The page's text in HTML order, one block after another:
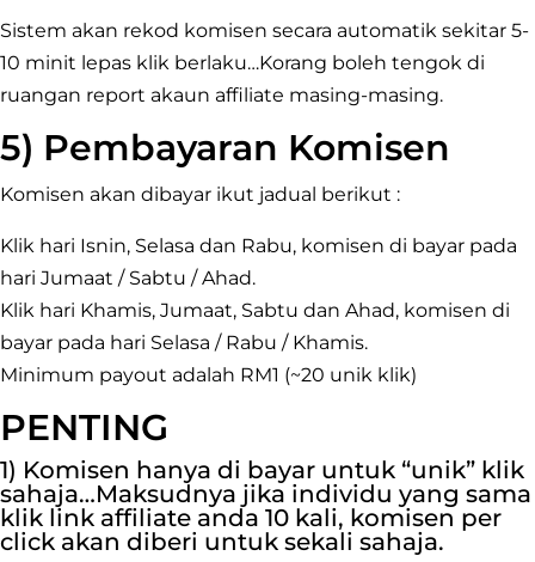
Sistem akan rekod komisen secara automatik sekitar 5-
10 minit lepas klik berlaku…Korang boleh tengok di
ruangan report akaun affiliate masing-masing.
5) Pembayaran Komisen
Komisen akan dibayar ikut jadual berikut :
Klik hari Isnin, Selasa dan Rabu, komisen di bayar pada
hari Jumaat / Sabtu / Ahad.
Klik hari Khamis, Jumaat, Sabtu dan Ahad, komisen di
bayar pada hari Selasa / Rabu / Khamis.
Minimum payout adalah RM1 (~20 unik klik)
PENTING
1) Komisen hanya di bayar untuk “unik” klik
sahaja…Maksudnya jika individu yang sama
klik link affiliate anda 10 kali, komisen per
click akan diberi untuk sekali sahaja.